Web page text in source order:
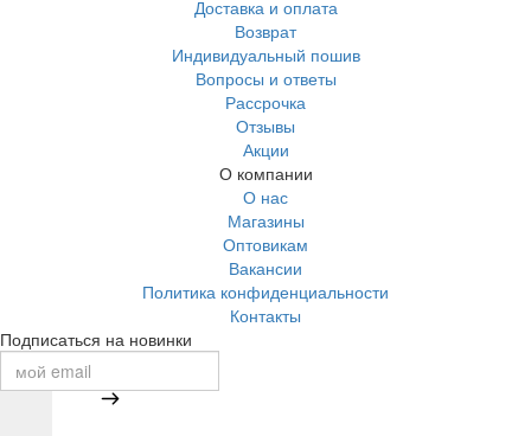
Доставка и оплата
Возврат
Индивидуальный пошив
Вопросы и ответы
Рассрочка
Отзывы
Акции
О компании
О нас
Магазины
Оптовикам
Вакансии
Политика конфиденциальности
Контакты
Подписаться на новинки